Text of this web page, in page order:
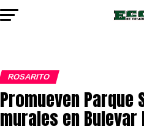
ROSARITO
Promueven Parque
murales en Bulevar